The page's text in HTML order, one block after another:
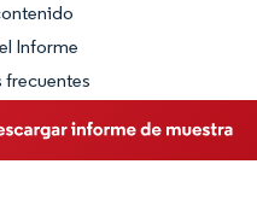
del Mercado
General del Mercado
Principales del Mercado
Informe
frecuentes